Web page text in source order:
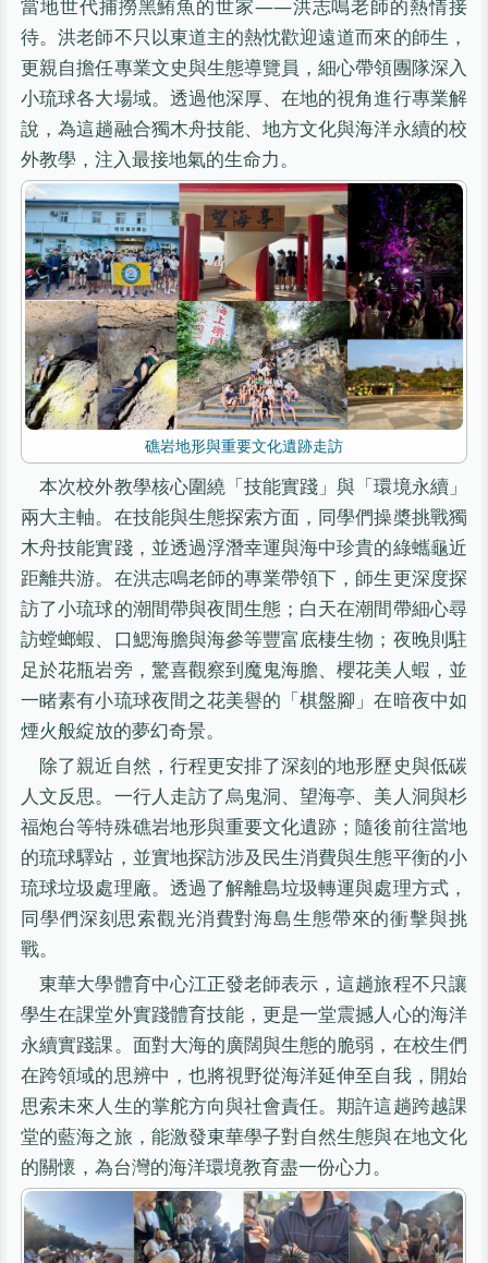
當地世代捕撈黑鮪魚的世家——洪志鳴老師的熱情接
待。洪老師不只以東道主的熱忱歡迎遠道而來的師生，
更親自擔任專業文史與生態導覽員，細心帶領團隊深入
小琉球各大場域。透過他深厚、在地的視角進行專業解
說，為這趟融合獨木舟技能、地方文化與海洋永續的校
外教學，注入最接地氣的生命力。
礁岩地形與重要文化遺跡走訪
本次校外教學核心圍繞「技能實踐」與「環境永續」
兩大主軸。在技能與生態探索方面，同學們操槳挑戰獨
木舟技能實踐，並透過浮潛幸運與海中珍貴的綠蠵龜近
距離共游。在洪志鳴老師的專業帶領下，師生更深度探
訪了小琉球的潮間帶與夜間生態；白天在潮間帶細心尋
訪螳螂蝦、口鰓海膽與海參等豐富底棲生物；夜晚則駐
足於花瓶岩旁，驚喜觀察到魔鬼海膽、櫻花美人蝦，並
一睹素有小琉球夜間之花美譽的「棋盤腳」在暗夜中如
煙火般綻放的夢幻奇景。
除了親近自然，行程更安排了深刻的地形歷史與低碳
人文反思。一行人走訪了烏鬼洞、望海亭、美人洞與杉
福炮台等特殊礁岩地形與重要文化遺跡；隨後前往當地
的琉球驛站，並實地探訪涉及民生消費與生態平衡的小
琉球垃圾處理廠。透過了解離島垃圾轉運與處理方式，
同學們深刻思索觀光消費對海島生態帶來的衝擊與挑
戰。
東華大學體育中心江正發老師表示，這趟旅程不只讓
學生在課堂外實踐體育技能，更是一堂震撼人心的海洋
永續實踐課。面對大海的廣闊與生態的脆弱，在校生們
在跨領域的思辨中，也將視野從海洋延伸至自我，開始
思索未來人生的掌舵方向與社會責任。期許這趟跨越課
堂的藍海之旅，能激發東華學子對自然生態與在地文化
的關懷，為台灣的海洋環境教育盡一份心力。